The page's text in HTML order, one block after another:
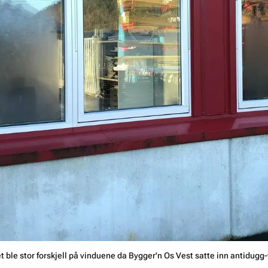
ble stor forskjell på vinduene da Bygger'n Os Vest satte inn